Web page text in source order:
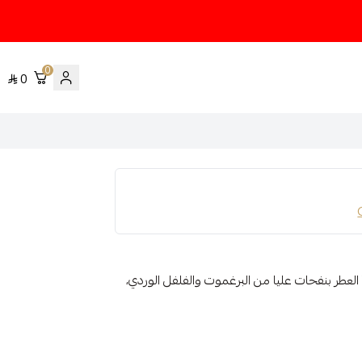
0
0
بنفحات عليا من البرغموت والفلفل الوردي،